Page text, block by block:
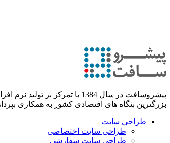
پیشروسافت در سال 1384
بزرگترین بنگاه های اقتصادی کشور به همکاری
طراحی سایت
طراحی سایت اختصاصی
طراحی سایت سفارشی